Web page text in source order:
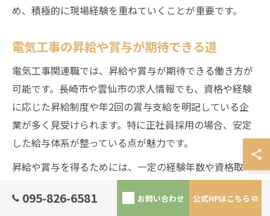
め、積極的に現場経験を重ねていくことが重要です。
電気工事の昇給や賞与が期待できる道
電気工事関連職では、昇給や賞与が期待できる働き方が
可能です。長崎市や雲仙市の求人情報でも、資格や経験
に応じた昇給制度や年2回の賞与支給を明記している企
業が多く見受けられます。特に正社員採用の場合、安定
した給与体系が整っている点が魅力です。
昇給や賞与を得るためには、一定の経験年数や資格取
得、現場での実績が求められるケースが多いです。たと
えば、第一種電気工事士の資格を取得し、現場管理を任
095-826-6581 お問い合わせ 公式HPはこちら